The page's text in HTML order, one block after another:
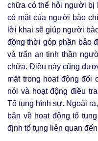
chữa có thể hỏi người bị
có mặt của người bào
lời khai sẽ giúp người
đồng thời góp phần bảo
và trấn an tinh thần
chữa. Điều này cũng
mặt trong hoạt động đối
nói và hoạt động điều
Tố tụng hình sự. Ngoài
bản về hoạt động tố
định tố tụng liên quan